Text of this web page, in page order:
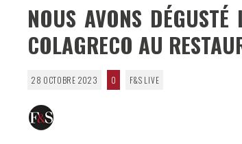
NOUS AVONS
COLAGRECO AU
28 OCTOBRE 2023 0 F&S LIVE